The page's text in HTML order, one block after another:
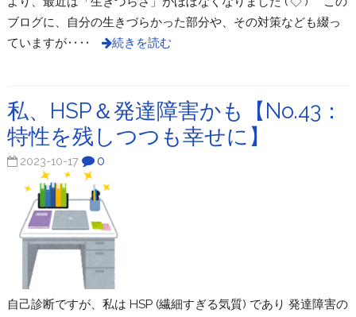
ブログに、自分の生きづらかった部分や、その対策なども綴っ
ていますが‥‥
続きを読む
私、HSP＆発達障害かも【No.43：
特性を残しつつも幸せに】
2023-10-17 0
自己診断ですが、私は HSP (繊細すぎる気質) であり 発達障害の